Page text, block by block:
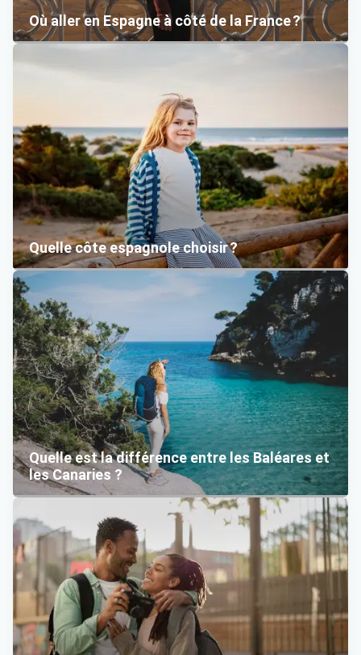
Où aller en Espagne à côté de la France ?
Quelle côte espagnole choisir ?
Quelle est la différence entre les Baléares et
les Canaries ?